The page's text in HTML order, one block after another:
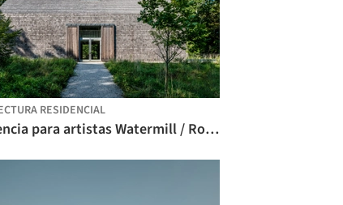
RESIDENCIAL
Residencia para artistas Watermill / Roger Ferris + Partners